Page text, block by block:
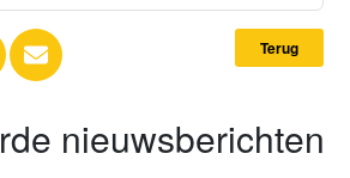
Terug
nieuwsberichten